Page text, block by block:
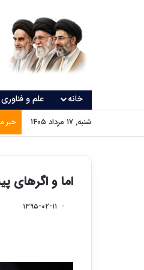
خانه علم و فناوری
شنبه, ۱۷ مرداد ۱۴۰۵ خبر
اما و اگرهای
۱۳۹۵-۰۲-۱۱